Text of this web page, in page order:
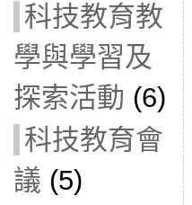
科技教育教
學與學習及
探索活動 (6)
科技教育會
議 (5)